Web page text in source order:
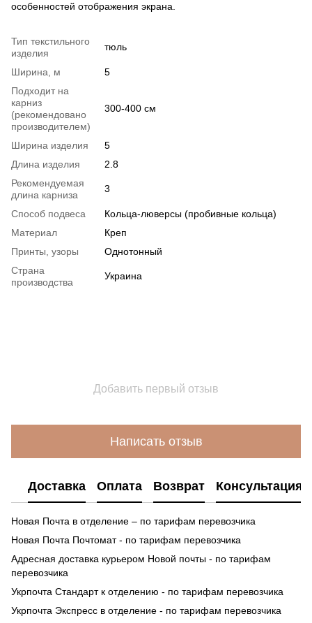
особенностей отображения экрана.
Тип текстильного
изделия
тюль
Ширина, м
5
Подходит на
карниз
(рекомендовано
производителем)
300-400 см
Ширина изделия
5
Длина изделия
2.8
Рекомендуемая
длина карниза
3
Способ подвеса
Кольца-люверсы (пробивные кольца)
Материал
Креп
Принты, узоры
Однотонный
Страна
производства
Украина
Добавить первый отзыв
Написать отзыв
Доставка Оплата Возврат Консультация
Новая Почта в отделение – по тарифам перевозчика
Новая Почта Почтомат - по тарифам перевозчика
Адресная доставка курьером Новой почты - по тарифам
перевозчика
Укрпочта Стандарт к отделению - по тарифам перевозчика
Укрпочта Экспресс в отделение - по тарифам перевозчика